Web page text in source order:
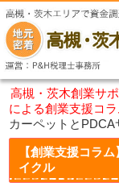
高槻・茨木創業サ
による創業支援コラ
カーペットとPDCA
【創業支援コラ
イクル